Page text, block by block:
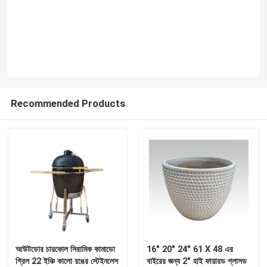
আমাদের সম্পর্কে
কারখানা ভ্রমণ
মান নিয়ন্ত্রণ
Recommended Products
আউটডোর চারকোল সিরামিক কামাডো
গ্রিল 22 ইঞ্চি কালো রঙের স্টেইনলেস
16" 20" 24" 61 X 48 এর
বাইরের জন্য 2" হাই ফায়ারড গ্লাসড